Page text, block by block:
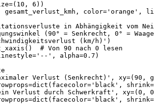
6))
color='orange',
in Abhängigkeit vom
(90° = Senkrecht, 0° =
(km/h)')
# Von 90 nach 0 lesen
', alpha=0.7)
Verlust (Senkrecht)', xy=(90,
Verlust durch Schwerkraft', xy=(0,